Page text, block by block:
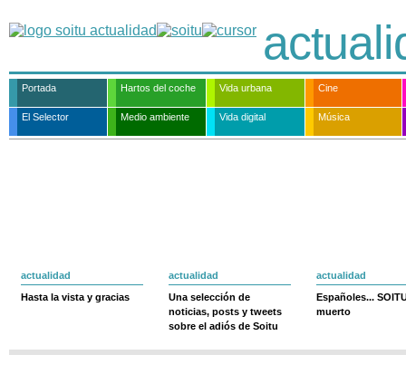
Portada Hartos del coche Vida urbana Cine
El Selector Medio ambiente Vida digital Música
actualidad
Hasta la vista y gracias
actualidad
Una selección de
noticias, posts y tweets
sobre el adiós de Soitu
actualidad
Españoles...
muerto